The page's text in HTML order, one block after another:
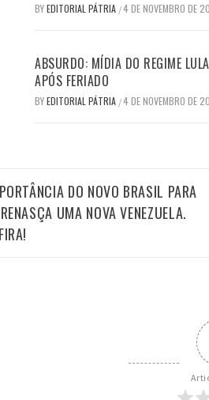
BYEDITORIAL PÁTRIA /4 DE NOVEMBRO DE
ABSURDO: MÍDIA DO REGIME
APÓS FERIADO
BYEDITORIAL PÁTRIA /4 DE NOVEMBRO DE
DO NOVO BRASIL PARA
UMA NOVA VENEZUELA.